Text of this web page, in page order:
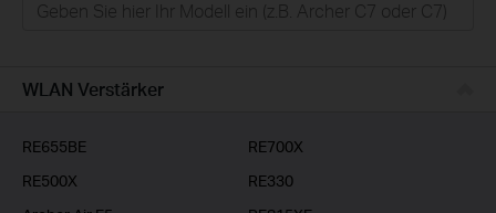
Businessanwender
WLAN Verstärker
RE655BE
RE700X
RE500X
RE330